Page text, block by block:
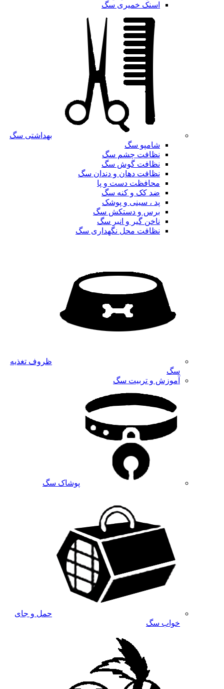
اسنک خمیری سگ
بهداشتی سگ
شامپو سگ
نظافت چشم سگ
نظافت گوش سگ
نظافت دهان و دندان سگ
محافظت دست و پا
ضد کک و کنه سگ
پد ، سینی و پوشک
برس و دستکش سگ
ناخن گیر و انبر سگ
نظافت محل نگهداری سگ
ظروف تغذیه
سگ
آموزش و تربیت سگ
پوشاک سگ
حمل و جای
خواب سگ